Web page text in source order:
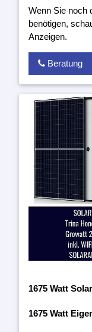
Wenn Sie noch
benötigen,
Anzeigen.
Beratung
1675 Watt
1675 Watt